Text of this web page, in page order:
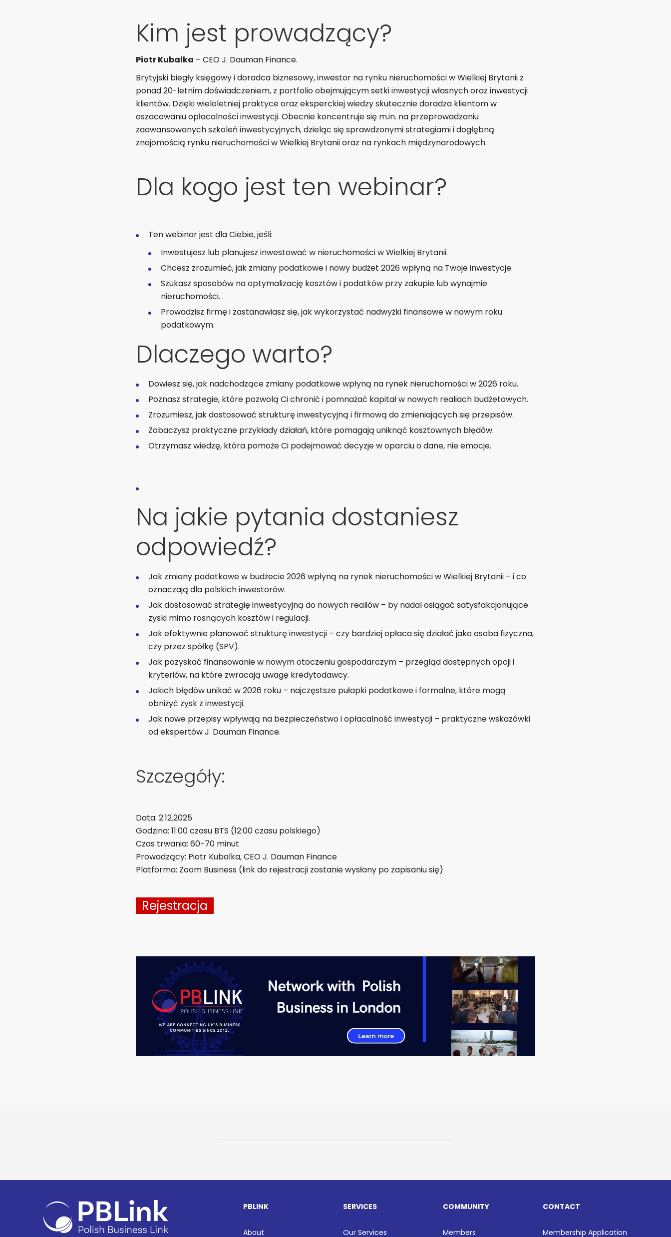
Kim jest prowadzący?
Piotr Kubalka – CEO J. Dauman Finance.
Brytyjski biegły księgowy i doradca biznesowy, inwestor na rynku nieruchomości w Wielkiej Brytanii z
ponad 20-letnim doświadczeniem, z portfolio obejmującym setki inwestycji własnych oraz inwestycji
klientów. Dzięki wieloletniej praktyce oraz eksperckiej wiedzy skutecznie doradza klientom w
oszacowaniu opłacalności inwestycji. Obecnie koncentruje się m.in. na przeprowadzaniu
zaawansowanych szkoleń inwestycyjnych, dzieląc się sprawdzonymi strategiami i dogłębną
znajomością rynku nieruchomości w Wielkiej Brytanii oraz na rynkach międzynarodowych.
Dla kogo jest ten webinar?
Ten webinar jest dla Ciebie, jeśli:
Inwestujesz lub planujesz inwestować w nieruchomości w Wielkiej Brytanii.
Chcesz zrozumieć, jak zmiany podatkowe i nowy budżet 2026 wpłyną na Twoje inwestycje.
Szukasz sposobów na optymalizację kosztów i podatków przy zakupie lub wynajmie
nieruchomości.
Prowadzisz firmę i zastanawiasz się, jak wykorzystać nadwyżki finansowe w nowym roku
podatkowym.
Dlaczego warto?
Dowiesz się, jak nadchodzące zmiany podatkowe wpłyną na rynek nieruchomości w 2026 roku.
Poznasz strategie, które pozwolą Ci chronić i pomnażać kapitał w nowych realiach budżetowych.
Zrozumiesz, jak dostosować strukturę inwestycyjną i firmową do zmieniających się przepisów.
Zobaczysz praktyczne przykłady działań, które pomagają uniknąć kosztownych błędów.
Otrzymasz wiedzę, która pomoże Ci podejmować decyzje w oparciu o dane, nie emocje.
Na jakie pytania dostaniesz
odpowiedź?
Jak zmiany podatkowe w budżecie 2026 wpłyną na rynek nieruchomości w Wielkiej Brytanii – i co
oznaczają dla polskich inwestorów.
Jak dostosować strategię inwestycyjną do nowych realiów – by nadal osiągać satysfakcjonujące
zyski mimo rosnących kosztów i regulacji.
Jak efektywnie planować strukturę inwestycji – czy bardziej opłaca się działać jako osoba fizyczna,
czy przez spółkę (SPV).
Jak pozyskać finansowanie w nowym otoczeniu gospodarczym – przegląd dostępnych opcji i
kryteriów, na które zwracają uwagę kredytodawcy.
Jakich błędów unikać w 2026 roku – najczęstsze pułapki podatkowe i formalne, które mogą
obniżyć zysk z inwestycji.
Jak nowe przepisy wpływają na bezpieczeństwo i opłacalność inwestycji – praktyczne wskazówki
od ekspertów J. Dauman Finance.
Szczegóły:
Data: 2.12.2025
Godzina: 11:00 czasu BTS (12:00 czasu polskiego)
Czas trwania: 60-70 minut
Prowadzący: Piotr Kubalka, CEO J. Dauman Finance
Platforma: Zoom Business (link do rejestracji zostanie wysłany po zapisaniu się)
Rejestracja
PBLINK
About
SERVICES
Our Services
COMMUNITY
Members
CONTACT
Membership Application